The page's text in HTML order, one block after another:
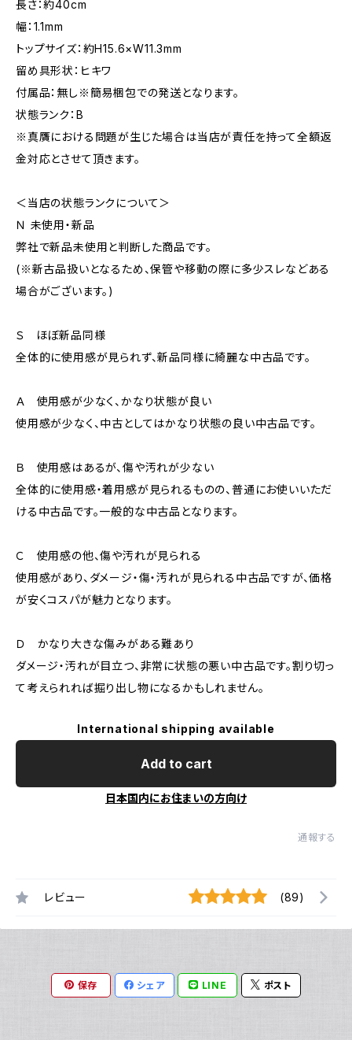
長さ：約40cm
幅：1.1mm
トップサイズ：約H15.6×W11.3mm
留め具形状：ヒキワ
付属品：無し※簡易梱包での発送となります。
状態ランク：B
※真贋における問題が生じた場合は当店が責任を持って全額返
金対応とさせて頂きます。
＜当店の状態ランクについて＞
Ｎ 未使用・新品
弊社で新品未使用と判断した商品です。
(※新古品扱いとなるため、保管や移動の際に多少スレなどある
場合がございます。)
Ｓ ほぼ新品同様
全体的に使用感が見られず、新品同様に綺麗な中古品です。
Ａ 使用感が少なく、かなり状態が良い
使用感が少なく、中古としてはかなり状態の良い中古品です。
Ｂ 使用感はあるが、傷や汚れが少ない
全体的に使用感・着用感が見られるものの、普通にお使いいただ
ける中古品です。一般的な中古品となります。
Ｃ 使用感の他、傷や汚れが見られる
使用感があり、ダメージ・傷・汚れが見られる中古品ですが、価格
が安くコスパが魅力となります。
Ｄ かなり大きな傷みがある難あり
ダメージ・汚れが目立つ、非常に状態の悪い中古品です。割り切っ
て考えられれば掘り出し物になるかもしれません。
International shipping available
Add to cart
日本国内にお住まいの方向け
通報する
レビュー (89)
保存 シェア LINE ポスト